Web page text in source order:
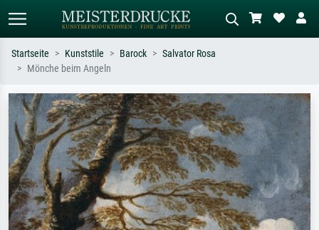
Suchen Sie nach Künstlern, Werktiteln
oder Stilen – z.B. Monet,
Sternennacht, Impressionismus, Welle
Hokusai, Akt.
Beschreiben Sie die Szene – z.B. Grüne
Wiese, Abstrakt mit viel Rot, Dunkles
Ölgemälde, Stehender Akt neben einem
Baum.
Startseite Kunststile Barock
Salvator Rosa
Mönche beim Angeln